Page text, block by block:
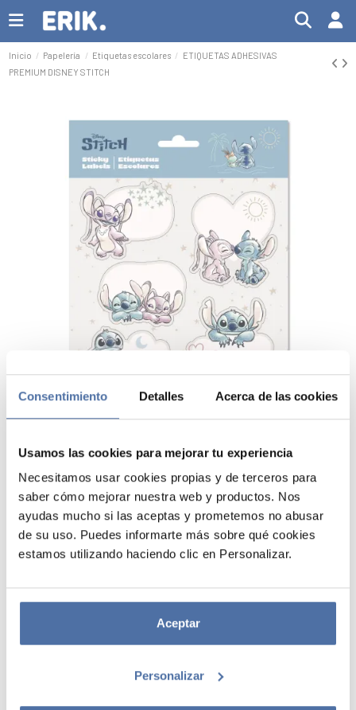
Consentimiento Detalles Acerca de las cookies
Usamos las cookies para mejorar tu experiencia
Necesitamos usar cookies propias y de terceros para
saber cómo mejorar nuestra web y productos. Nos
ayudas mucho si las aceptas y prometemos no abusar
de su uso. Puedes informarte más sobre qué cookies
estamos utilizando haciendo clic en Personalizar.
Aceptar
Personalizar
Inicio Papelería Etiquetas escolares
ETIQUETAS ADHESIVAS
PREMIUM DISNEY STITCH
ETIQUETAS ADHESIVAS PREMIUM
DISNEY STITCH